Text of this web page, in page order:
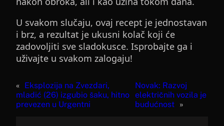
U svakom slučaju, ovaj recept je jednostavan
i brz, a rezultat je ukusni kolač koji će
zadovoljiti sve sladokusce. Isprobajte ga i
uživajte u svakom zalogaju!
« Eksplozija na Zvezdari,
mladić (26) izgubio šaku, hitno
prevezen u Urgentni
Novak: Razvoj
električnih vozila je
budućnost
»